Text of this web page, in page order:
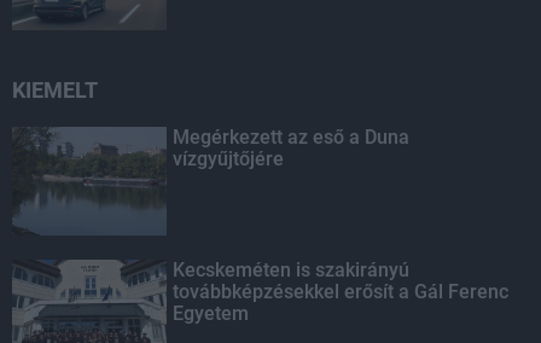
KIEMELT
Megérkezett az eső a Duna
vízgyűjtőjére
Kecskeméten is szakirányú
továbbképzésekkel erősít a Gál Ferenc
Egyetem